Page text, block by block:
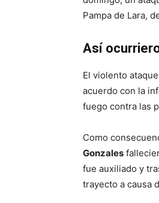
Pampa de Lara,
Así
El violento
acuerdo con la
fuego contra las
Como
Gonzales
fue auxiliado y
trayecto a causa